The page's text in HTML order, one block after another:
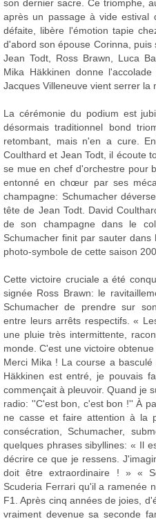
son dernier sacre. Ce triomphe,
après un passage à vide estival
défaite, libère l'émotion tapie
d'abord son épouse Corinna,
Jean Todt, Ross Brawn, Luca
Mika Häkkinen donne
Jacques Villeneuve vient serrer la
La cérémonie du podium est
désormais traditionnel bond
retombant, mais n'en a cure.
Coulthard et Jean Todt, il écoute
se mue en chef d'orchestre pour
entonné en chœur par ses
champagne: Schumacher
tête de Jean Todt. David
de son champagne dans le
Schumacher finit par sauter
photo-symbole de cette saison
Cette victoire cruciale a été
signée Ross Brawn: le
Schumacher de prendre sur
entre leurs arrêts respectifs. «
une pluie très intermittente,
monde. C'est une victoire
Merci Mika ! La course a
Häkkinen est entré, je pouvais
commençait à pleuvoir. Quand je
radio: ''C'est bon, c'est bon !'' À
ne casse et faire attention à la
consécration, Schumacher,
quelques phrases sibyllines: « Il
décrire ce que je ressens.
doit être extraordinaire ! » «
Scuderia Ferrari qu'il a ramenée
F1. Après cinq années de joies,
vraiment devenue sa seconde